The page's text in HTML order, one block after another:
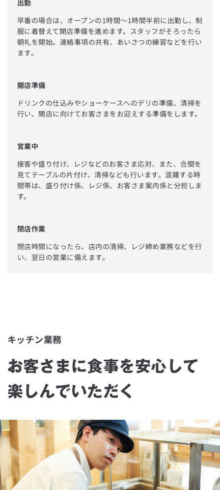
出勤
早番の場合は、オープンの1時間〜1時間半前に出勤し、制
服に着替えて開店準備を進めます。スタッフがそろったら
朝礼を開始。連絡事項の共有、あいさつの練習などを行い
ます。
開店準備
ドリンクの仕込みやショーケースへのデリの準備、清掃を
行い、開店に向けてお客さまをお迎えする準備をします。
営業中
接客や盛り付け、レジなどのお客さま応対、また、合間を
見てテーブルの片付け、清掃なども行います。混雑する時
間帯は、盛り付け係、レジ係、お客さま案内係と分担しま
す。
閉店作業
閉店時間になったら、店内の清掃、レジ締め業務などを行
い、翌日の営業に備えます。
キッチン業務
お客さまに食事を安心して
楽しんでいただく
山梨県
長野県
静岡県
三重県
滋賀県
京都府
兵庫県
島根県
岡山県
広島県
徳島県
香川県
愛媛県
選択をクリア
Café&Meal
イデー